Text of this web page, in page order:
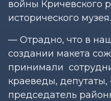
войны Кричевского
исторического музея.
— Отрадно, что в
создании макета
принимали
краеведы,
председатель